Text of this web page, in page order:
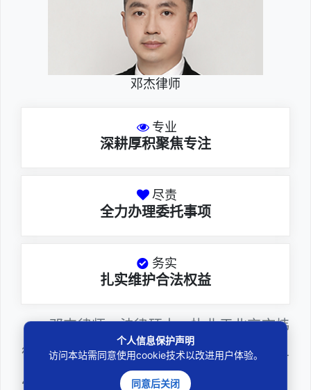
邓杰律师
专业
深耕厚积聚焦专注
尽责
全力办理委托事项
务实
扎实维护合法权益
邓杰律师，法律硕士，执业于北京市炜
衡（深圳）律师事务所，律师执业证号为14
403201810022100。邓杰律师现（或曾）
个人信息保护声明
访问本站需同意使用cookie技术以改进用户体验。
同意后关闭